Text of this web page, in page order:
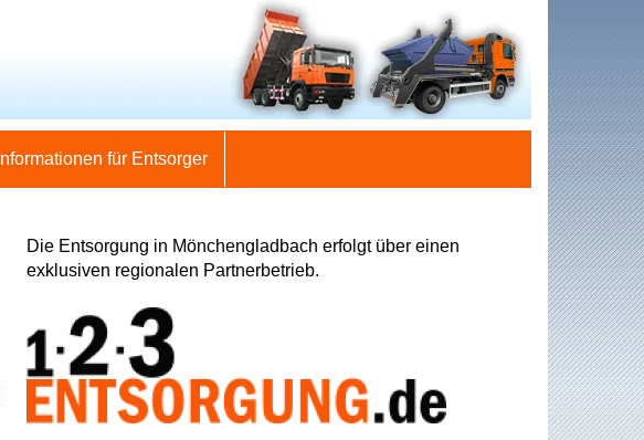
Informationen für Entsorger
Die Entsorgung in Mönchengladbach erfolgt über einen
exklusiven regionalen Partnerbetrieb.